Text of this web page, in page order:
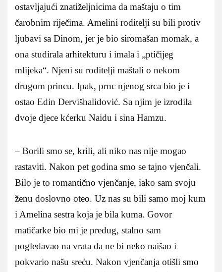
ostavljajući znatiželjnicima da maštaju o tim
čarobnim riječima. Amelini roditelji su bili protiv
ljubavi sa Dinom, jer je bio siromašan momak, a
ona studirala arhitekturu i imala i „ptičijeg
mlijeka“. Njeni su roditelji maštali o nekom
drugom princu. Ipak, prnc njenog srca bio je i
ostao Edin Dervišhalidović. Sa njim je izrodila
dvoje djece kćerku Naidu i sina Hamzu.
– Borili smo se, krili, ali niko nas nije mogao
rastaviti. Nakon pet godina smo se tajno vjenčali.
Bilo je to romantično vjenčanje, iako sam svoju
ženu doslovno oteo. Uz nas su bili samo moj kum
i Amelina sestra koja je bila kuma. Govor
matičarke bio mi je predug, stalno sam
pogledavao na vrata da ne bi neko naišao i
pokvario našu sreću. Nakon vjenčanja otišli smo